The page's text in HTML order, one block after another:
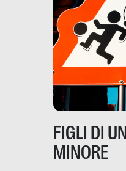
soprattutto
frattura.
nasce
e crisi
più intimo
alterarne le
professionali –
esse, il senso
lavoro
gravità.
FIGLI DI
MINORE